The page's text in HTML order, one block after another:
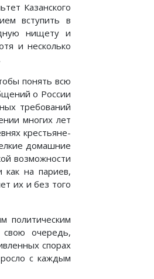
Казанского
вступить в
нищету и
и несколько
понять всю
о России
требований
многих лет
крестьяне-
домашние
возможности
на париев,
их и без того
политическим
очередь,
спорах
с каждым